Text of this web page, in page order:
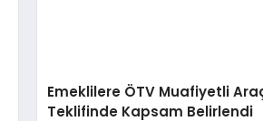
Emeklilere ÖTV Muafiyetli
Teklifinde Kapsam Belirlendi